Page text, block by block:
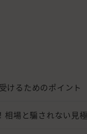
けるためのポイント
相場と騙されない見